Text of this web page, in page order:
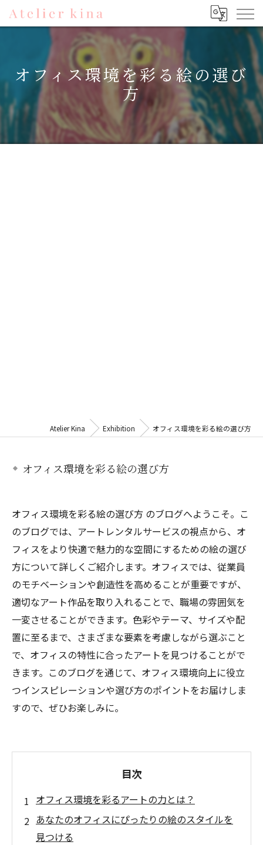
オフィス環境を彩る絵の選び
方
Atelier Kina Exhibition オフィス環境を彩る絵の選び方
オフィス環境を彩る絵の選び方
オフィス環境を彩る絵の選び方 のブログへようこそ。こ
のブログでは、アートレンタルサービスの視点から、オ
フィスをより快適で魅力的な空間にするための絵の選び
方について詳しくご紹介します。オフィスでは、従業員
のモチベーションや創造性を高めることが重要ですが、
適切なアート作品を取り入れることで、職場の雰囲気を
一変させることができます。色彩やテーマ、サイズや配
置に至るまで、さまざまな要素を考慮しながら選ぶこと
で、オフィスの特性に合ったアートを見つけることがで
きます。このブログを通じて、オフィス環境向上に役立
つインスピレーションや選び方のポイントをお届けしま
すので、ぜひお楽しみに。
目次
オフィス環境を彩るアートの力とは？
あなたのオフィスにぴったりの絵のスタイルを
見つける